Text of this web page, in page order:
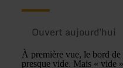
Ouvert aujourd'hui
À première vue, le bord
presque vide. Mais « vide